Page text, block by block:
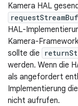
Kamera HAL
HAL-
Kamera-
sollte die
werden. Wenn die
als angefordert
Implementierung die
nicht aufrufen.